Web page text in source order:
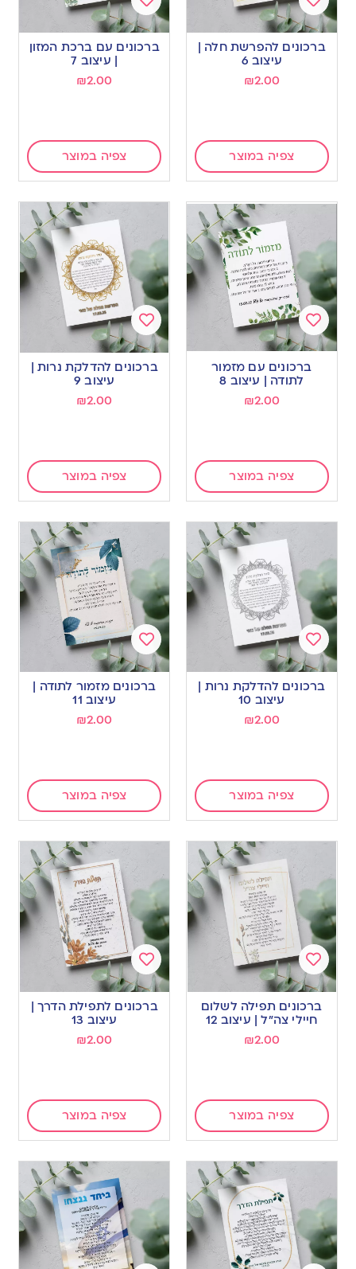
Add
to
ברכונים להפרשת חלה |
עיצוב 6
₪2.00
צפיה במוצר
Add
to
wishlist
ברכונים עם ברכת המזון
| עיצוב 7
₪2.00
צפיה במוצר
Add
wishlist
ברכונים עם מזמור
לתודה | עיצוב 8
₪2.00
צפיה במוצר
Add
to
wishlist
ברכונים להדלקת נרות |
עיצוב 9
₪2.00
צפיה במוצר
Add
to
wishlist
ברכונים להדלקת נרות |
עיצוב 10
₪2.00
צפיה במוצר
Add
to
ברכונים מזמור לתודה |
עיצוב 11
₪2.00
צפיה במוצר
Add
to
wishlist
ברכונים תפילה לשלום
חיילי צה”ל | עיצוב 12
₪2.00
צפיה במוצר
Add
to
wishlist
ברכונים לתפילת הדרך |
עיצוב 13
₪2.00
צפיה במוצר